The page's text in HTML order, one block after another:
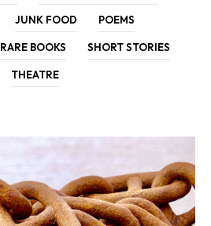
JUNK FOOD POEMS
RARE BOOKS SHORT STORIES
THEATRE